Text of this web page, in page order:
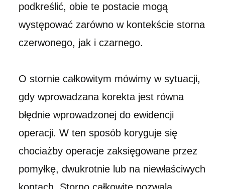
podkreślić, obie te postacie mogą
występować zarówno w kontekście storna
czerwonego, jak i czarnego.
O stornie całkowitym mówimy w sytuacji,
gdy wprowadzana korekta jest równa
błędnie wprowadzonej do ewidencji
operacji. W ten sposób koryguje się
chociażby operacje zaksięgowane przez
pomyłkę, dwukrotnie lub na niewłaściwych